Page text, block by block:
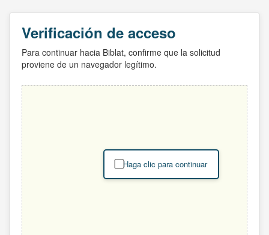
Verificación de acceso
Para continuar hacia Biblat, confirme que la solicitud
proviene de un navegador legítimo.
Haga clic para continuar